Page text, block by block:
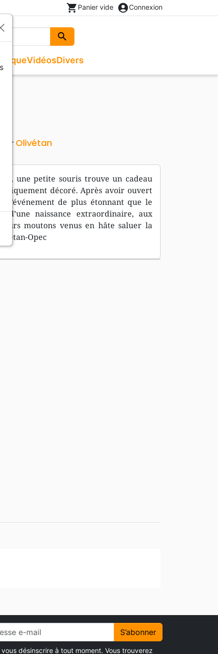
shopping_cart Panier vide account_circleConnexion
search
Rechercher
VidéosDivers
Olivétan
une petite souris trouve un cadeau
décoré. Après avoir ouvert
l’événement de plus étonnant que le
naissance extraordinaire, aux
moutons venus en hâte saluer la
Opec
S’abonner
désinscrire à tout moment. Vous trouverez